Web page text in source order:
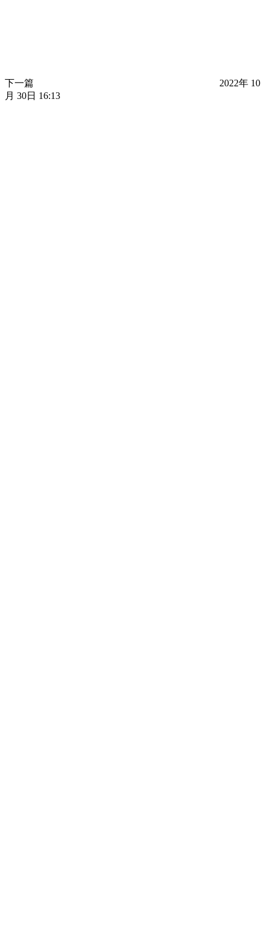
下一篇
2022年 10
月 30日 16:13